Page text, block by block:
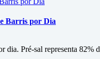
Barris por Dia
Pré-sal representa 82%